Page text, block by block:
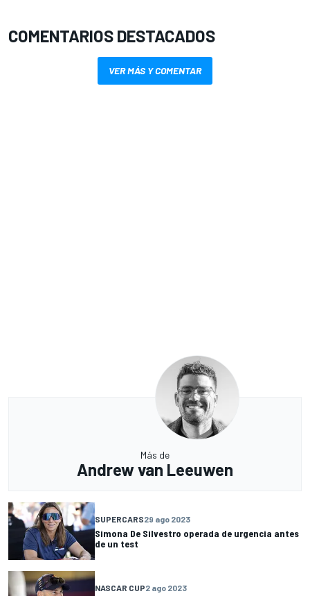
COMENTARIOS DESTACADOS
VER MÁS Y COMENTAR
Más de
Andrew van Leeuwen
SUPERCARS29 ago 2023
Simona De Silvestro operada de urgencia antes
de un test
NASCAR CUP2 ago 2023